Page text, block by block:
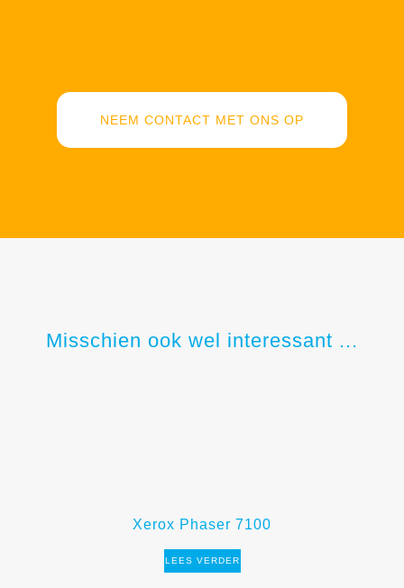
NEEM CONTACT MET ONS OP
Misschien ook wel interessant ...
Xerox Phaser 7100
LEES VERDER